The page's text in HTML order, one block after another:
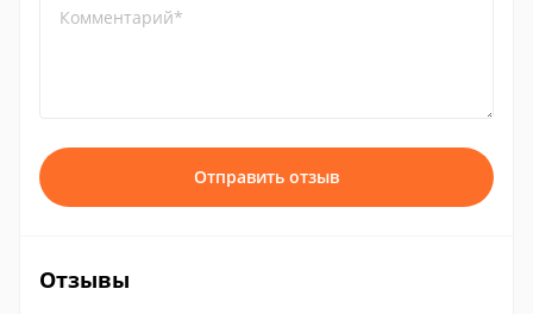
Комментарий*
Отправить отзыв
Отзывы